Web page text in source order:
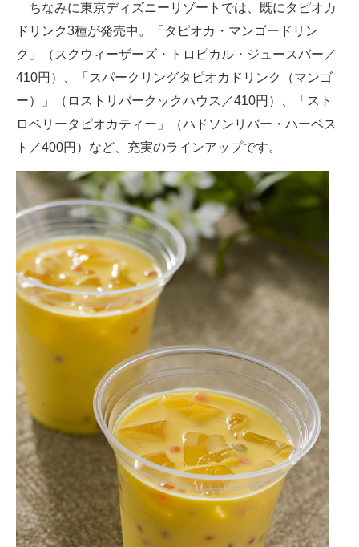
ちなみに東京ディズニーリゾートでは、既にタピオカ
ドリンク3種が発売中。「タピオカ・マンゴードリン
ク」（スクウィーザーズ・トロピカル・ジュースバー／
410円）、「スパークリングタピオカドリンク（マンゴ
ー）」（ロストリバークックハウス／410円）、「スト
ロベリータピオカティー」（ハドソンリバー・ハーベス
ト／400円）など、充実のラインアップです。